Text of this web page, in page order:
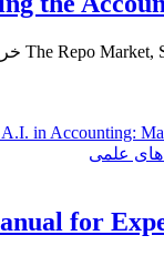
های علمی